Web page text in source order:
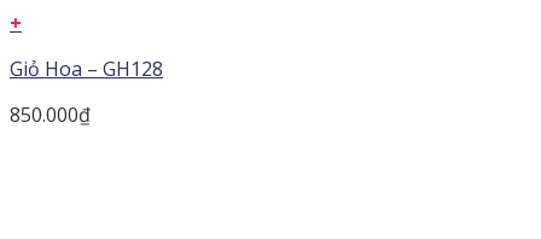
+
Giỏ Hoa – GH128
850.000₫